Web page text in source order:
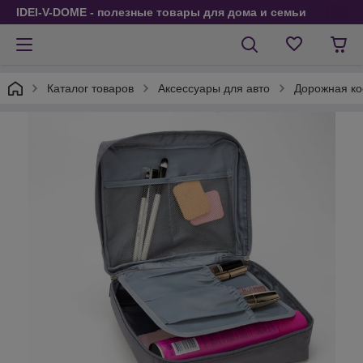
IDEI-V-DOME - полезные товары для дома и семьи
Каталог товаров Аксессуары для авто Дорожная